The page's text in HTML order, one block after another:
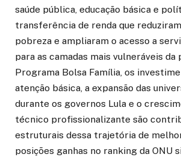
saúde pública, educação básica e
transferência de renda que
pobreza e ampliaram o acesso a
para as camadas mais vulneráveis da
Programa Bolsa Família, os
atenção básica, a expansão das
durante os governos Lula e o
técnico profissionalizante são
estruturais dessa trajetória de
posições ganhas no ranking da ONU